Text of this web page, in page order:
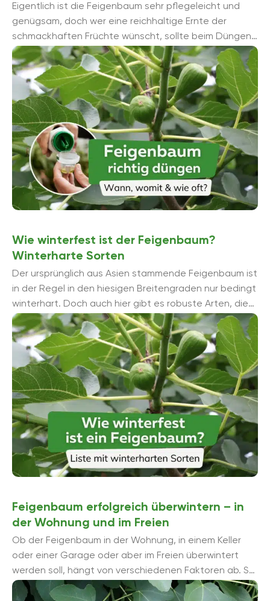
Eigentlich ist die Feigenbaum sehr pflegeleicht und
genügsam, doch wer eine reichhaltige Ernte der
schmackhaften Früchte wünscht, sollte beim Düngen
einige Hinweise beachten. Denn bekommt der ...
Wie winterfest ist der Feigenbaum?
Winterharte Sorten
Der ursprünglich aus Asien stammende Feigenbaum ist
in der Regel in den hiesigen Breitengraden nur bedingt
winterhart. Doch auch hier gibt es robuste Arten, die
mehr Frost vertragen als ...
Feigenbaum erfolgreich überwintern – in
der Wohnung und im Freien
Ob der Feigenbaum in der Wohnung, in einem Keller
oder einer Garage oder aber im Freien überwintert
werden soll, hängt von verschiedenen Faktoren ab. So
gibt es verschiedene Sorten ...